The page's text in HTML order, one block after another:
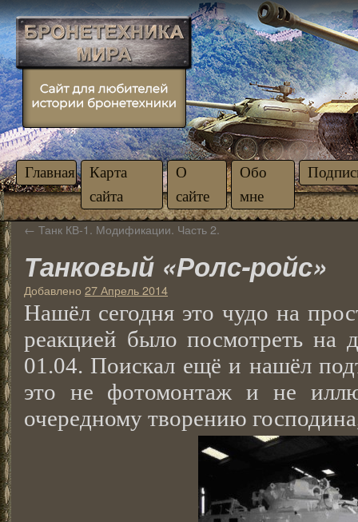
Главная
Карта
сайта
О
сайте
Обо
мне
← Танк КВ-1. Модификации. Часть 2.
Танковый «Ролс-ройс»
Добавлено 27 Апрель 2014
Нашёл сегодня это чудо на
реакцией было посмотреть на
01.04. Поискал ещё и нашёл
это не фотомонтаж и не
очередному творению